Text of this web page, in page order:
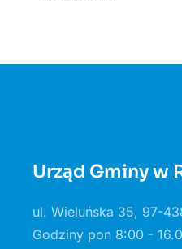
Urząd Gminy w
ul. Wieluńska 35, 97-
Godziny pon 8:00 -